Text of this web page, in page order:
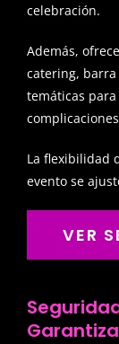
celebración.
Además,
catering,
temáticas
La flexibilidad
evento se
VER